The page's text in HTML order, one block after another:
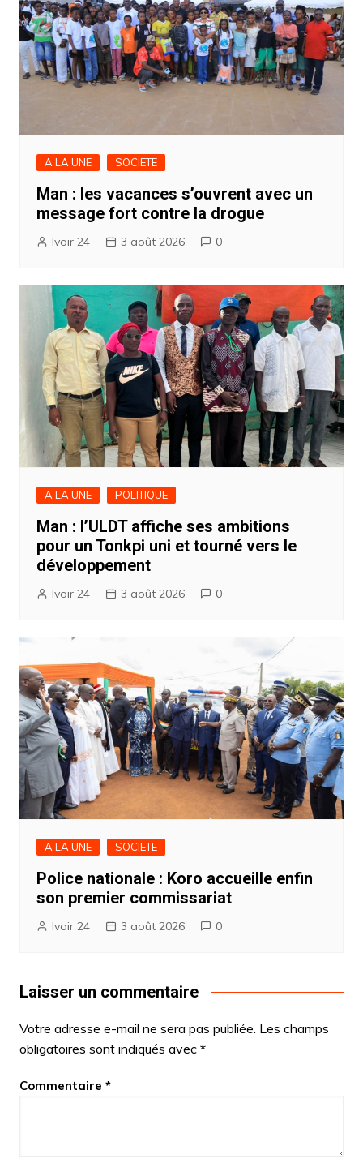
A LA UNE SOCIETE
Man : les vacances s’ouvrent avec un
message fort contre la drogue
Ivoir 24 3 août 2026 0
A LA UNE POLITIQUE
Man : l’ULDT affiche ses ambitions
pour un Tonkpi uni et tourné vers le
développement
Ivoir 24 3 août 2026 0
A LA UNE SOCIETE
Police nationale : Koro accueille enfin
son premier commissariat
Ivoir 24 3 août 2026 0
Laisser un commentaire
Votre adresse e-mail ne sera pas publiée. Les champs
obligatoires sont indiqués avec *
Commentaire *